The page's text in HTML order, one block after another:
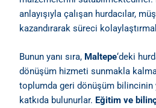
anlayışıyla çalışan hurdacılar,
kazandırarak süreci
Bunun yanı sıra, Maltepe‘deki
dönüşüm hizmeti sunmakla
toplumda geri dönüşüm bilincinin
katkıda bulunurlar. Eğitim ve